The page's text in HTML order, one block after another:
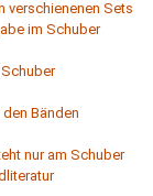
verschienenen Sets
im Schuber
Bänden
nur am Schuber